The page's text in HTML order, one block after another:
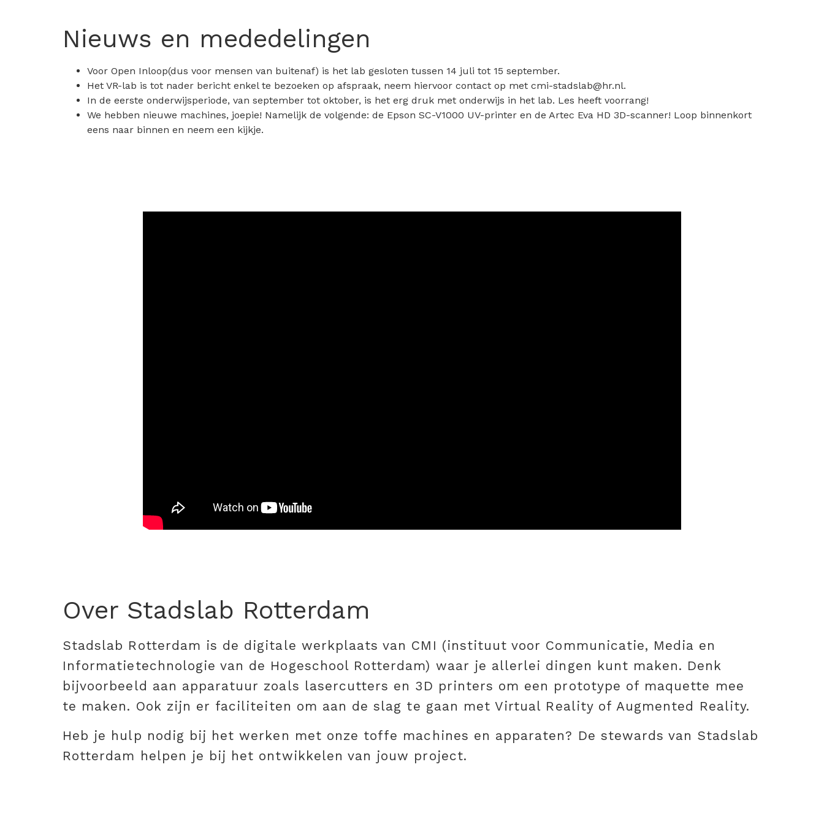
Nieuws en mededelingen
Voor Open Inloop(dus voor mensen van buitenaf) is het lab gesloten tussen 14 juli tot 15 september.
Het VR-lab is tot nader bericht enkel te bezoeken op afspraak, neem hiervoor contact op met cmi-stadslab@hr.nl.
In de eerste onderwijsperiode, van september tot oktober, is het erg druk met onderwijs in het lab. Les heeft voorrang!
We hebben nieuwe machines, joepie! Namelijk de volgende: de Epson SC-V1000 UV-printer en de Artec Eva HD 3D-scanner! Loop binnenkort
eens naar binnen en neem een kijkje.
Over Stadslab Rotterdam
Stadslab Rotterdam is de digitale werkplaats van CMI (instituut voor Communicatie, Media en
Informatietechnologie van de Hogeschool Rotterdam) waar je allerlei dingen kunt maken. Denk
bijvoorbeeld aan apparatuur zoals lasercutters en 3D printers om een prototype of maquette mee
te maken. Ook zijn er faciliteiten om aan de slag te gaan met Virtual Reality of Augmented Reality.
Heb je hulp nodig bij het werken met onze toffe machines en apparaten? De stewards van Stadslab
Rotterdam helpen je bij het ontwikkelen van jouw project.